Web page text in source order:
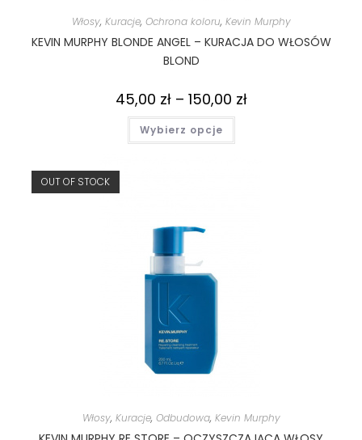
Włosy, Kuracje, Ochrona koloru, Kevin Murphy
KEVIN MURPHY BLONDE ANGEL – KURACJA DO WŁOSÓW
BLOND
45,00 zł – 150,00 zł
Wybierz opcje
OUT OF STOCK
Włosy, Kuracje, Odbudowa, Kevin Murphy